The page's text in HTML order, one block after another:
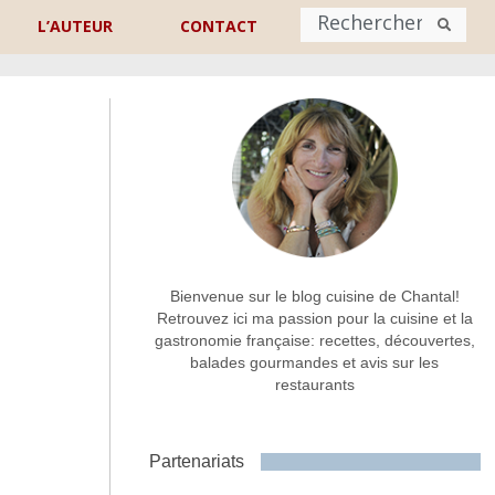
L’AUTEUR CONTACT
Nom
Commentaire ou message *
Bienvenue sur le blog cuisine de Chantal!
Retrouvez ici ma passion pour la cuisine et la
gastronomie française: recettes, découvertes,
balades gourmandes et avis sur les
restaurants
Partenariats